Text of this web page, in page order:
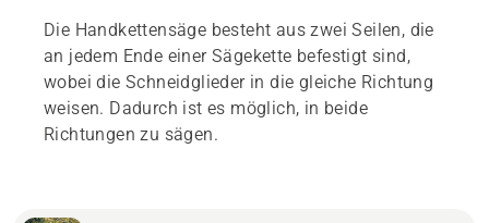
Die Handkettensäge besteht aus zwei Seilen, die
an jedem Ende einer Sägekette befestigt sind,
wobei die Schneidglieder in die gleiche Richtung
weisen. Dadurch ist es möglich, in beide
Richtungen zu sägen.